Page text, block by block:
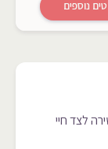
נוספים
לצד חיי